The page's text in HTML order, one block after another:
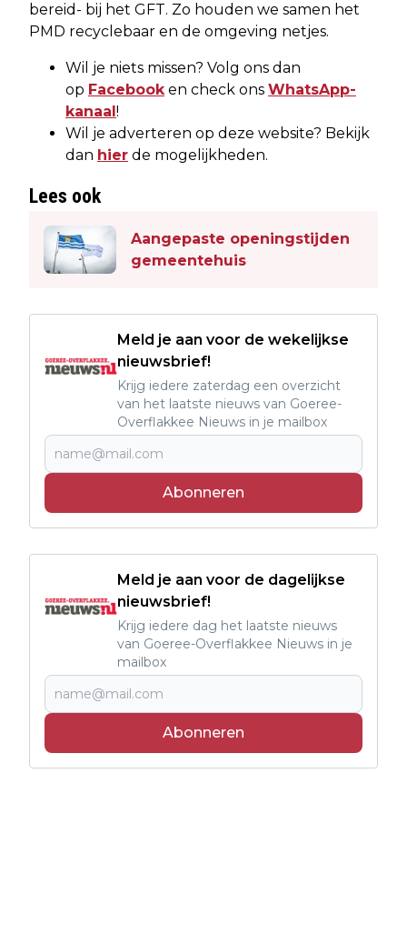
bereid- bij het GFT. Zo houden we samen het
PMD recyclebaar en de omgeving netjes.
Wil je niets missen? Volg ons dan
op Facebooken check ons WhatsApp-
kanaal !
Wil je adverteren op deze website? Bekijk
dan hier de mogelijkheden.
Lees ook
Aangepaste openingstijden
gemeentehuis
Meld je aan voor de wekelijkse
nieuwsbrief!
Krijg iedere zaterdag een overzicht
van het laatste nieuws van Goeree-
Overflakkee Nieuws in je mailbox
Abonneren
Meld je aan voor de dagelijkse
nieuwsbrief!
Krijg iedere dag het laatste nieuws
van Goeree-Overflakkee Nieuws in je
mailbox
Abonneren